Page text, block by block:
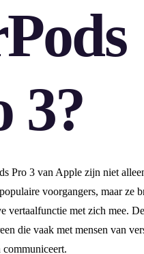
3?
Pro 3 van Apple zijn niet
voorgangers, maar ze
vertaalfunctie met zich mee.
die vaak met mensen van
communiceert.